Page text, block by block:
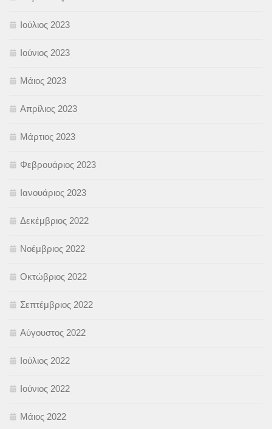
Ιούλιος 2023
Ιούνιος 2023
Μάιος 2023
Απρίλιος 2023
Μάρτιος 2023
Φεβρουάριος 2023
Ιανουάριος 2023
Δεκέμβριος 2022
Νοέμβριος 2022
Οκτώβριος 2022
Σεπτέμβριος 2022
Αύγουστος 2022
Ιούλιος 2022
Ιούνιος 2022
Μάιος 2022